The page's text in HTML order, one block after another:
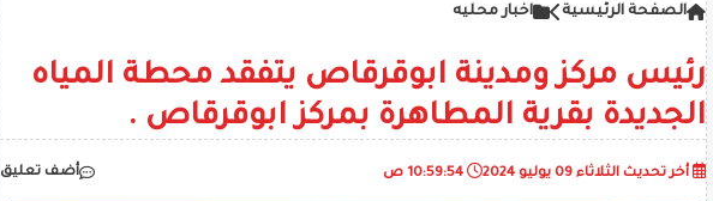
الصفحة الرئيسية اخبار محليه
رئيس مركز ومدينة ابوقرقاص يتفقد محطة المياه
الجديدة بقرية المطاهرة بمركز ابوقرقاص .
أخر تحديث الثلاثاء 09 يوليو 2024 أضف تعليق